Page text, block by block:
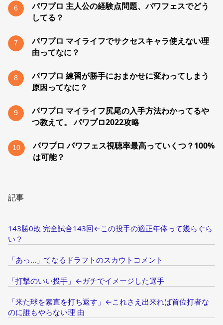
6
パワプロ 主人公の経験点問題、パワフェスでどう
してる？
7
パワプロ マイライフでサクセスキャラ使えない理
由ってなに？
8
パワプロ 練習が勝手におまかせに変わってしまう
原因ってなに？
9
パワプロ マイライフ尻尾の入手方法わかってるや
つ教えて。 パワプロ2022攻略
10
パワプロ パワフェス視聴率最高っていくつ？100%
は可能？
記事
143勝0敗 完全試合143回←この投手の適正年俸って幾らぐら
い？
「あっ...」てなるドラフトのスカウトコメント
「打撃のいい投手」←ガチでイメージした選手
「来た球を素直を打ち返す」←これさえ出来れば首位打者な
のに誰もやらない理 由